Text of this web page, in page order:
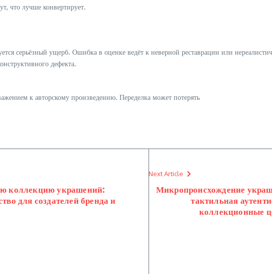
что лучше конвертирует.
серьёзный ущерб. Ошибка в оценке ведёт к неверной реставрации или
дефекта.
к авторскому произведению. Переделка может потерять
коллекцию украшений:
для создателей бренда и
Next Article
Микропроисхождение
тактильная
коллекционные